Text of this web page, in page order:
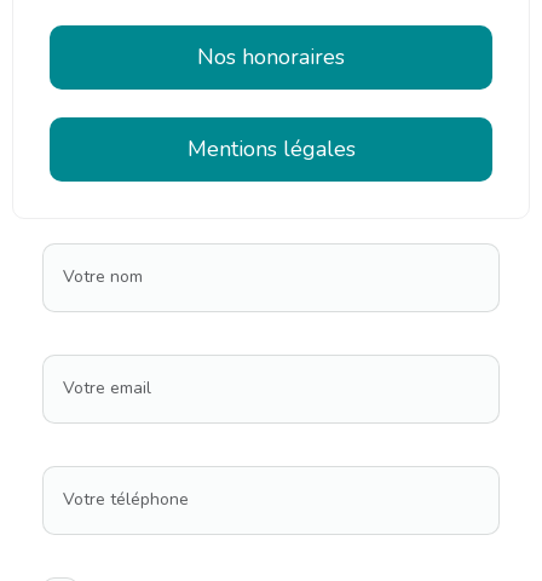
Nos honoraires
Mentions légales
Votre nom
Votre email
Votre téléphone